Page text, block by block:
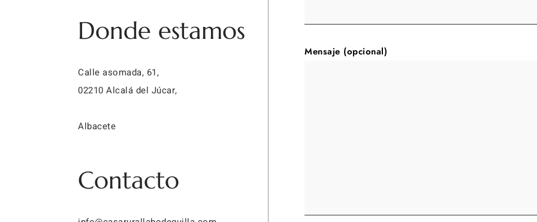
Donde estamos
Calle asomada, 61,
02210 Alcalá del Júcar,
Albacete
Contacto
Mensaje (opcional)